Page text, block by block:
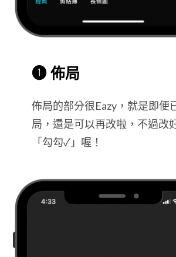
❶ 佈局
佈局的部分很Eazy，就是即便
局，還是可以再改啦，不過改
「勾勾✓」喔！